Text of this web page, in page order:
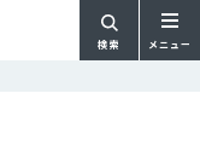
検索 メニュー